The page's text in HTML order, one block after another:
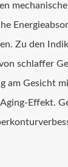
mechanische
Zu den
schlaffer
am Gesicht
Effekt.